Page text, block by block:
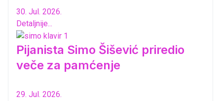
30. Jul. 2026.
Detaljnije...
Pijanista Simo Šišević priredio
veče za pamćenje
29. Jul. 2026.